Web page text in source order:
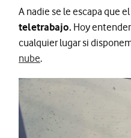
A nadie se le escapa que
teletrabajo. Hoy
cualquier lugar si
nube.